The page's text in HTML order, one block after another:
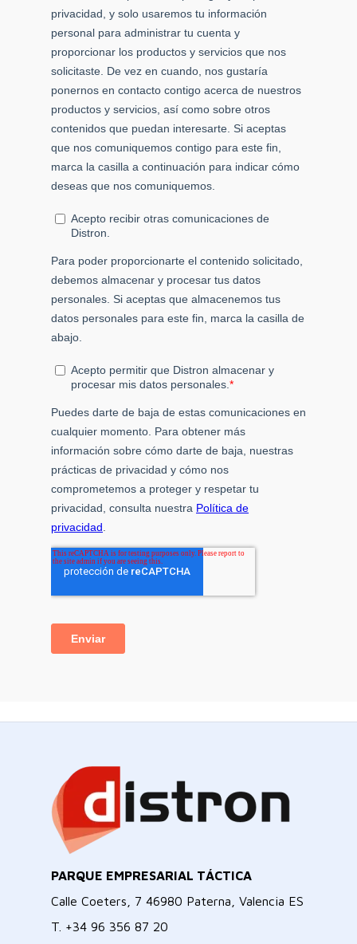
PARQUE EMPRESARIAL TÁCTICA
Calle Coeters, 7 46980 Paterna, Valencia ES
T. +34 96 356 87 20